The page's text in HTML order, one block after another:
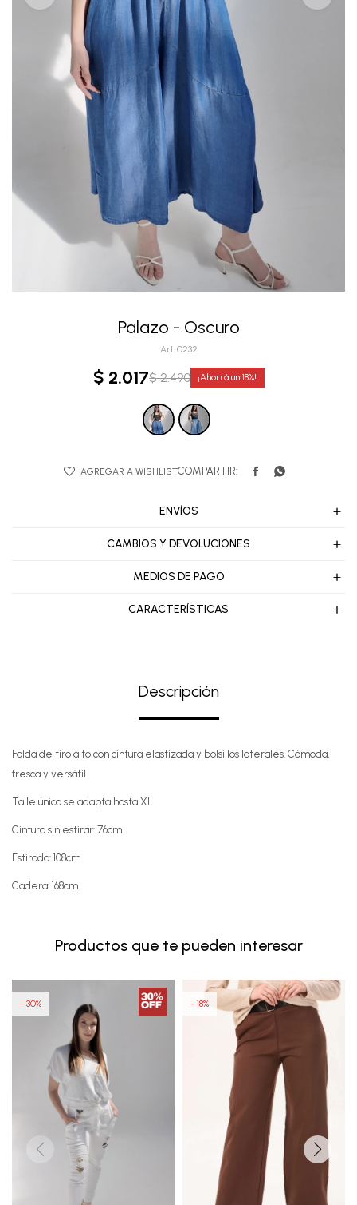
Palazo - Oscuro
0232
$ 2.017$ 2.490 18
 
ENVÍOS
CAMBIOS Y DEVOLUCIONES
MEDIOS DE PAGO
CARACTERÍSTICAS
Descripción
Falda de tiro alto con cintura elastizada y bolsillos laterales. Cómoda,
fresca y versátil.
Talle único se adapta hasta XL
Cintura sin estirar: 76cm
Estirada: 108cm
Cadera: 168cm
Productos que te pueden interesar
30 18